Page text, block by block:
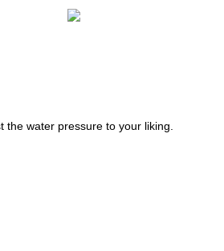
water pressure to your liking.